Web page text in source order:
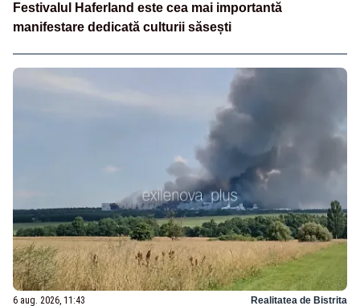
Festivalul Haferland este cea mai importantă
manifestare dedicată culturii săsești
6 aug. 2026, 11:43 Realitatea de Bistrita